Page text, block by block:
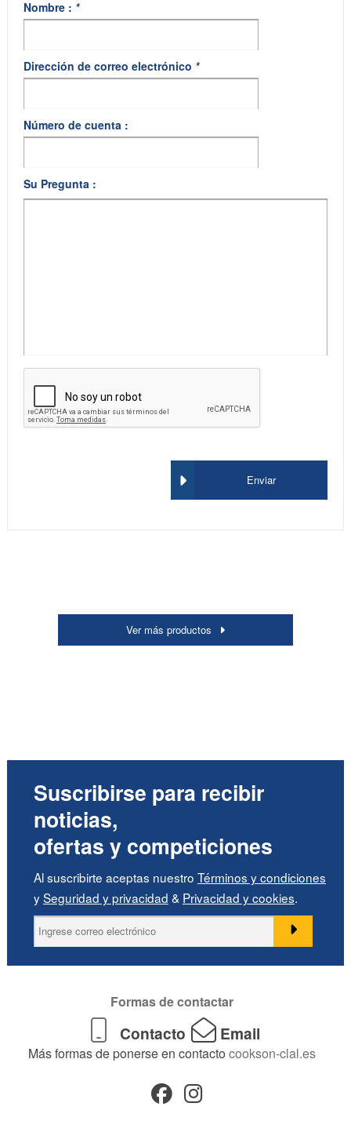
Nombre : *
Dirección de correo electrónico *
Número de cuenta :
Su Pregunta :
Enviar
Ver más productos
Suscribirse para recibir
noticias,
ofertas y competiciones
Al suscribirte aceptas nuestro Términos y condiciones
ySeguridad y privacidad & Privacidad y cookies.
Formas de contactar
Contacto Email
Más formas de ponerse en contacto cookson-clal.es